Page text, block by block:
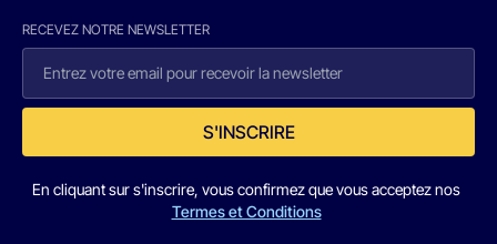
RECEVEZ NOTRE NEWSLETTER
S'INSCRIRE
En cliquant sur s'inscrire, vous confirmez que vous acceptez nos
Termes et Conditions